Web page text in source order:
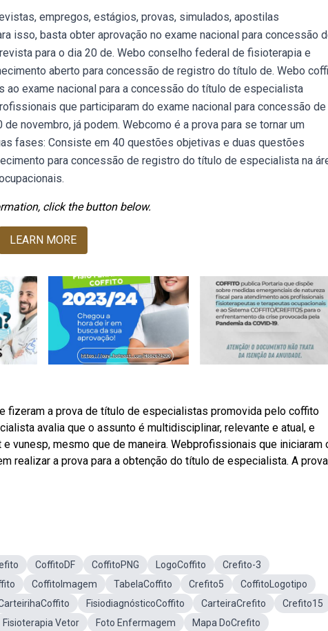
empregos, estágios, provas, simulados, apostilas
isso, basta obter aprovação no exame nacional para concessão
para o dia 20 de. Webo conselho federal de fisioterapia e
aberto para concessão de registro do título de. Webo
exame nacional para a concessão do título de especialista
que participaram do exame nacional para concessão de
novembro, já podem. Webcomo é a prova para se tornar um
fases: Consiste em 40 questões objetivas e duas questões
para concessão de registro do título de especialista na
click the button below.
LEARN MORE
fizeram a prova de título de especialistas promovida pelo coffito
avalia que o assunto é multidisciplinar, relevante e atual, e
vunesp, mesmo que de maneira. Webprofissionais que iniciaram
realizar a prova para a obtenção do título de especialista. A
CoffitoDF CoffitoPNG LogoCoffito
Crefito-3
CoffitoImagem TabelaCoffito Crefito5
CoffitoLogotipo
FisiodiagnósticoCoffito CarteiraCrefito
Crefito15
Fisioterapia Vetor Foto Enfermagem
Mapa DoCrefito